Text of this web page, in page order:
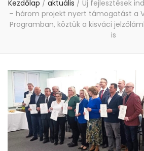
Kezdőlap / aktuális / Új fejlesztések
– három projekt nyert támogatást a
Programban, köztük a kisváci
is